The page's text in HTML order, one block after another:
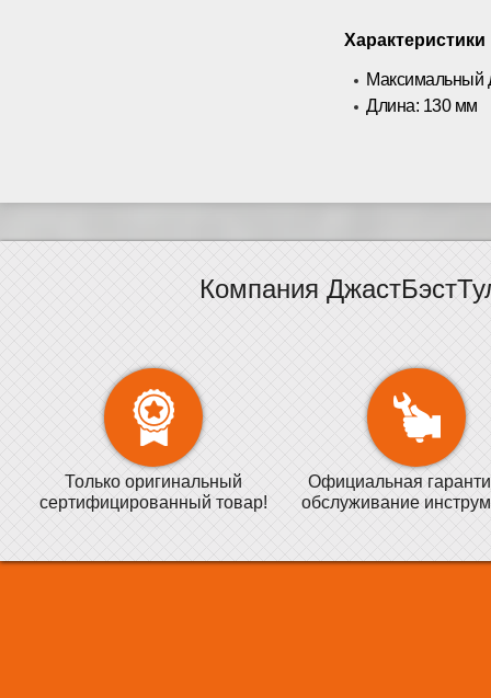
Характеристики
Максимальный
Длина: 130 мм
Компания
Только оригинальный
сертифицированный товар!
Официальная
обслуживание